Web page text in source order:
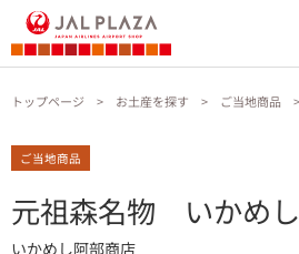
トップページ お土産を探す ご当地商品
ご当地商品
元祖森名物 いかめし
いかめし阿部商店